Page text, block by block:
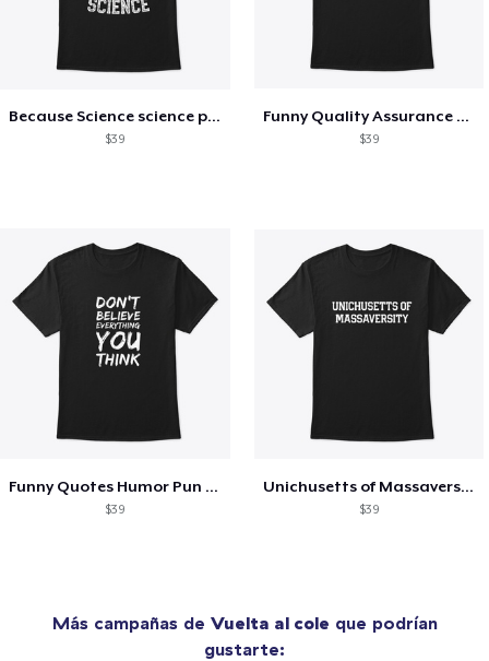
Because Science science physics nerd
$39
Funny Quality Assurance QA Engineer
$39
Funny Quotes Humor Pun Over thinker
$39
Unichusetts of Massaversity Funny
$39
Más campañas de Vuelta al cole que podrían
gustarte: